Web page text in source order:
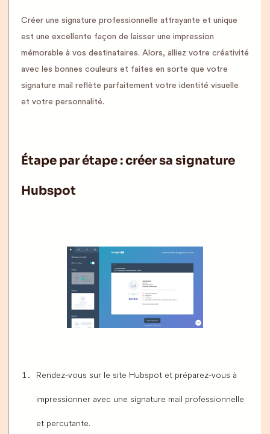
Créer une signature professionnelle attrayante et unique
est une excellente façon de laisser une impression
mémorable à vos destinataires. Alors, alliez votre créativité
avec les bonnes couleurs et faites en sorte que votre
signature mail reflète parfaitement votre identité visuelle
et votre personnalité.
Étape par étape : créer sa signature
Hubspot
Rendez-vous sur le site Hubspot et préparez-vous à
impressionner avec une signature mail professionnelle
et percutante.